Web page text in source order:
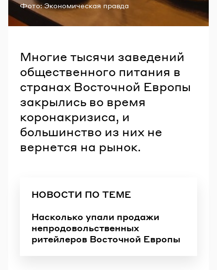
Фото: Экономическая правда
Многие тысячи заведений
общественного питания в
странах Восточной Европы
закрылись во время
коронакризиса, и
большинство из них не
вернется на рынок.
НОВОСТИ ПО ТЕМЕ
Насколько упали продажи
непродовольственных
ритейлеров Восточной Европы